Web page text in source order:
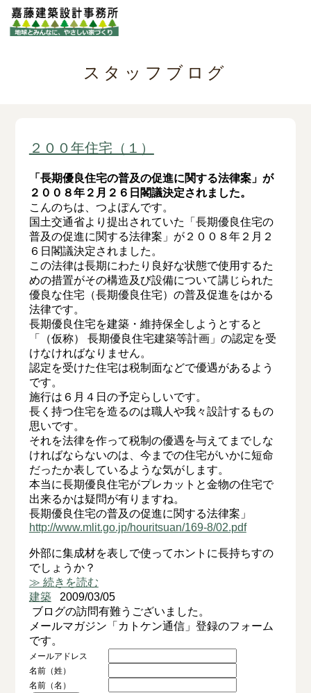
スタッフブログ
２００年住宅（１）
「長期優良住宅の普及の促進に関する法律案」が
２００８年２月２６日閣議決定されました。
こんのちは、つよぽんです。
国土交通省より提出されていた「長期優良住宅の
普及の促進に関する法律案」が２００８年２月２
６日閣議決定されました。
この法律は長期にわたり良好な状態で使用するた
めの措置がその構造及び設備について講じられた
優良な住宅（長期優良住宅）の普及促進をはかる
法律です。
長期優良住宅を建築・維持保全しようとすると
「（仮称） 長期優良住宅建築等計画」の認定を受
けなければなりません。
認定を受けた住宅は税制面などで優遇があるよう
です。
施行は６月４日の予定らしいです。
長く持つ住宅を造るのは職人や我々設計するもの
思いです。
それを法律を作って税制の優遇を与えてまでしな
ければならないのは、今までの住宅がいかに短命
だったか表しているような気がします。
本当に長期優良住宅がプレカットと金物の住宅で
出来るかは疑問が有りますね。
長期優良住宅の普及の促進に関する法律案」
http://www.mlit.go.jp/houritsuan/169-8/02.pdf
外部に集成材を表しで使ってホントに長持ちすの
でしょうか？
≫ 続きを読む
建築2009/03/05
ブログの訪問有難うございました。
メールマガジン「カトケン通信」登録のフォーム
です。
メールアドレス
名前（姓）
名前（名）